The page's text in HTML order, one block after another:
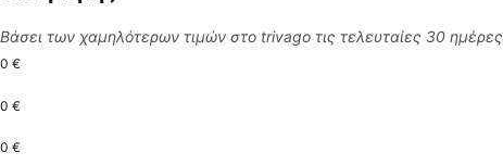
Βάσει των χαμηλότερων τιμών στο trivago τις τελευταίες 30 ημέρες
0 €
0 €
0 €